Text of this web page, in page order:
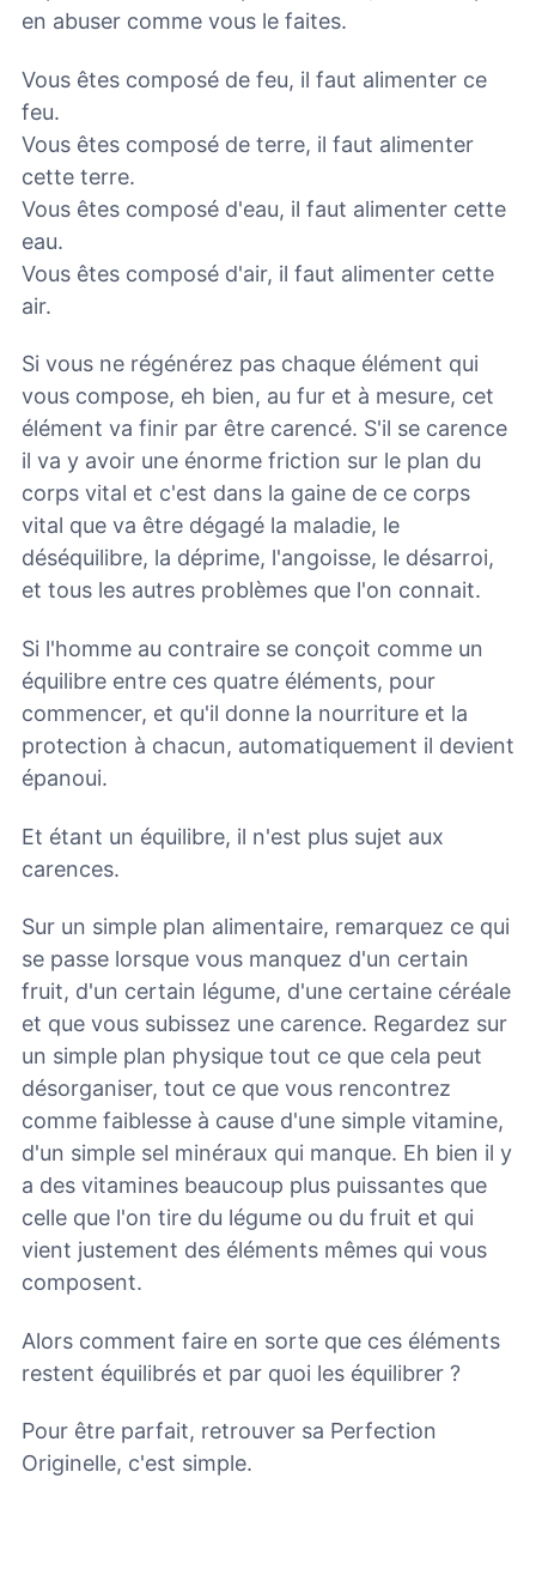
en abuser comme vous le faites.
Vous êtes composé de feu, il faut alimenter ce
feu.
Vous êtes composé de terre, il faut alimenter
cette terre.
Vous êtes composé d'eau, il faut alimenter cette
eau.
Vous êtes composé d'air, il faut alimenter cette
air.
Si vous ne régénérez pas chaque élément qui
vous compose, eh bien, au fur et à mesure, cet
élément va finir par être carencé. S'il se carence
il va y avoir une énorme friction sur le plan du
corps vital et c'est dans la gaine de ce corps
vital que va être dégagé la maladie, le
déséquilibre, la déprime, l'angoisse, le désarroi,
et tous les autres problèmes que l'on connait.
Si l'homme au contraire se conçoit comme un
équilibre entre ces quatre éléments, pour
commencer, et qu'il donne la nourriture et la
protection à chacun, automatiquement il devient
épanoui.
Et étant un équilibre, il n'est plus sujet aux
carences.
Sur un simple plan alimentaire, remarquez ce qui
se passe lorsque vous manquez d'un certain
fruit, d'un certain légume, d'une certaine céréale
et que vous subissez une carence. Regardez sur
un simple plan physique tout ce que cela peut
désorganiser, tout ce que vous rencontrez
comme faiblesse à cause d'une simple vitamine,
d'un simple sel minéraux qui manque. Eh bien il y
a des vitamines beaucoup plus puissantes que
celle que l'on tire du légume ou du fruit et qui
vient justement des éléments mêmes qui vous
composent.
Alors comment faire en sorte que ces éléments
restent équilibrés et par quoi les équilibrer ?
Pour être parfait, retrouver sa Perfection
Originelle, c'est simple.